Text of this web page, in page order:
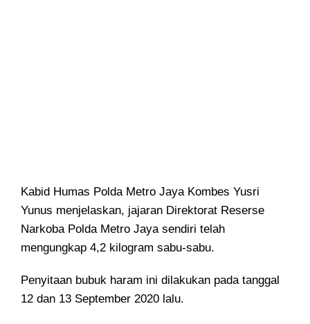
Kabid Humas Polda Metro Jaya Kombes Yusri
Yunus menjelaskan, jajaran Direktorat Reserse
Narkoba Polda Metro Jaya sendiri telah
mengungkap 4,2 kilogram sabu-sabu.
Penyitaan bubuk haram ini dilakukan pada tanggal
12 dan 13 September 2020 lalu.